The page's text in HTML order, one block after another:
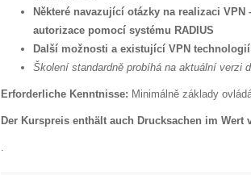
Některé navazující otázky na realizaci
autorizace pomocí systému RADIUS
Další možnosti a existující VPN
Školení standardně probíhá na aktuální verzi
Erforderliche Kenntnisse: Minimálně základy
Der Kurspreis enthält auch Drucksachen im Wert
.